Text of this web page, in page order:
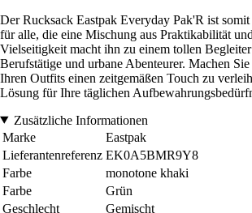
Der Rucksack Eastpak Everyday Pak'R ist
für alle, die eine Mischung aus Praktikabilität
Vielseitigkeit macht ihn zu einem tollen
Berufstätige und urbane Abenteurer. Machen
Ihren Outfits einen zeitgemäßen Touch zu
Lösung für Ihre täglichen
Zusätzliche Informationen
Marke
Eastpak
Lieferantenreferenz EK0A5BMR9Y8
Farbe
monotone khaki
Farbe
Grün
Geschlecht
Gemischt